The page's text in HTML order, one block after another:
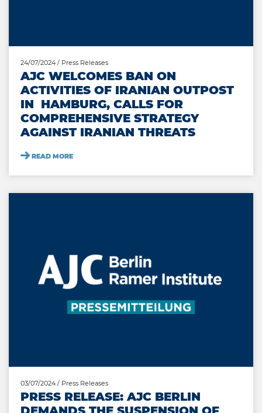
24/07/2024 / Press Releases
AJC WELCOMES BAN ON
ACTIVITIES OF IRANIAN OUTPOST
IN HAMBURG, CALLS FOR
COMPREHENSIVE STRATEGY
AGAINST IRANIAN THREATS
READ MORE
03/07/2024 / Press Releases
PRESS RELEASE: AJC BERLIN